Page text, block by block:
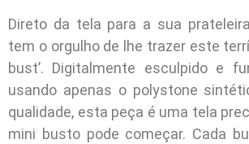
Direto da tela para a sua
tem o orgulho de lhe trazer este
bust’. Digitalmente esculpido e
usando apenas o polystone
qualidade, esta peça é uma tela
mini busto pode começar. Cada